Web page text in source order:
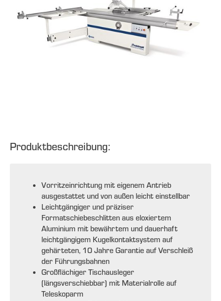
Produktbeschreibung:
Vorritzeinrichtung mit eigenem Antrieb
ausgestattet und von außen leicht einstellbar
Leichtgängiger und präziser
Formatschiebeschlitten aus eloxiertem
Aluminium mit bewährtem und dauerhaft
leichtgängigem Kugelkontaktsystem auf
gehärteten, 10 Jahre Garantie auf Verschleiß
der Führungsbahnen
Großflächiger Tischausleger
(längsverschiebbar) mit Materialrolle auf
Teleskoparm